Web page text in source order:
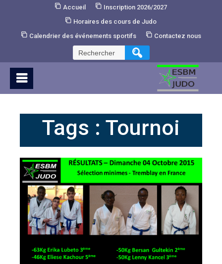
Accueil
Inscription 2026/2027
Horaires des cours de Judo
Calendrier des événements sportifs
Contactez nous
Rechercher :
Tags : Tournoi